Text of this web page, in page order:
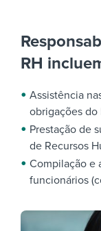
RH
Assistência
obrigações do
Prestação de
de Recursos
Compilação e
funcionários